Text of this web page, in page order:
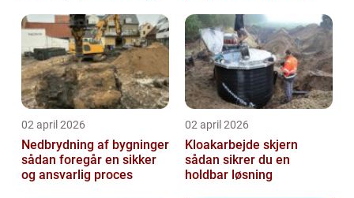
02 april 2026
Nedbrydning af bygninger
sådan foregår en sikker
og ansvarlig proces
02 april 2026
Kloakarbejde skjern
sådan sikrer du en
holdbar løsning